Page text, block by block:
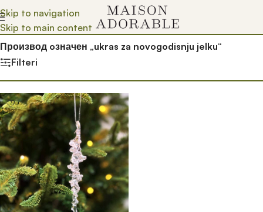
Skip to navigation
Skip to main content
Почетна/Prodavnica/
Производ oзначен „ukras za novogodisnju jelku“
Filteri